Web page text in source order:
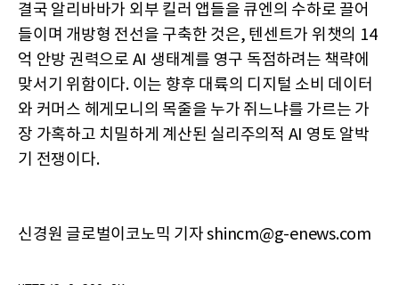
결국 알리바바가 외부 킬러 앱들을 큐엔의 수하로 끌어
들이며 개방형 전선을 구축한 것은, 텐센트가 위챗의 14
억 안방 권력으로 AI 생태계를 영구 독점하려는 책략에
맞서기 위함이다. 이는 향후 대륙의 디지털 소비 데이터
와 커머스 헤게모니의 목줄을 누가 쥐느냐를 가르는 가
장 가혹하고 치밀하게 계산된 실리주의적 AI 영토 알박
기 전쟁이다.
신경원 글로벌이코노믹 기자 shincm@g-enews.com